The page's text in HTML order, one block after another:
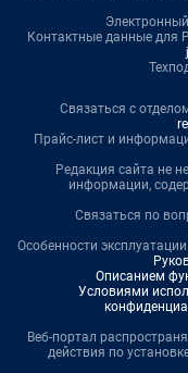
Контактные данные для
Связаться с
Прайс-лист и
Редакция сайта не
информации,
Связаться по
Особенности
Описанием
Условиями
Веб-портал
действия по